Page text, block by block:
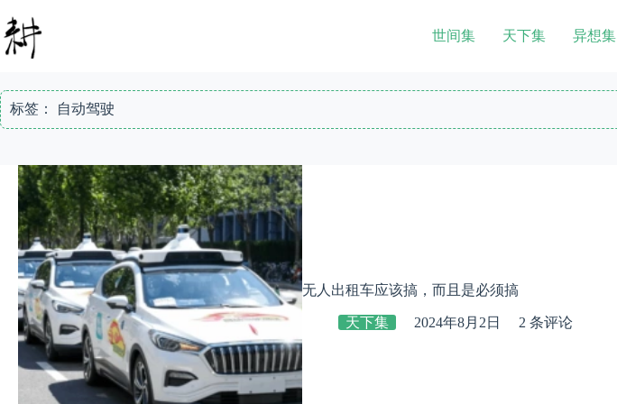
至
内
世间集 天下集 异想集
标签： 自动驾驶
无人出租车应该搞，而且是必须搞
天下集 2024年8月2日 2 条评论